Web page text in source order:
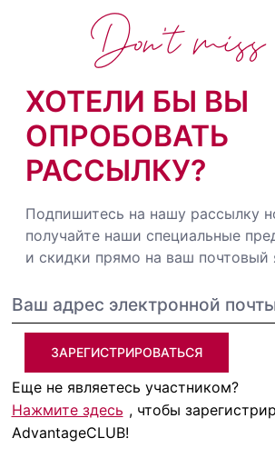
ХОТЕЛИ БЫ ВЫ
ОПРОБОВАТЬ
РАССЫЛКУ?
Подпишитесь на нашу рассылку
получайте наши специальные
и скидки прямо на ваш почтовый
ЗАРЕГИСТРИРОВАТЬСЯ
Еще не являетесь участником?
Нажмите здесь , чтобы
AdvantageCLUB!
Don't miss